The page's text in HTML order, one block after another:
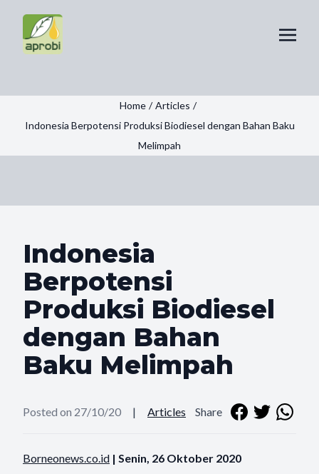
Home / Articles /
Indonesia Berpotensi Produksi Biodiesel dengan Bahan Baku
Melimpah
Indonesia
Berpotensi
Produksi Biodiesel
dengan Bahan
Baku Melimpah
Posted on 27/10/20 | Articles Share
Borneonews.co.id | Senin, 26 Oktober 2020